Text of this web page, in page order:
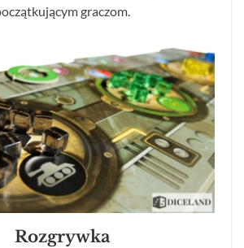
graczom.
Rozgrywka